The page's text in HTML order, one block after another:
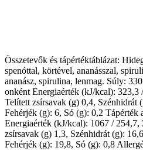
Összetevők és tápértéktáblázat:
spenóttal, körtével, ananásszal,
ananász, spirulina, lenmag. Súly:
onként Energiaérték (kJ/kcal):
Telített zsírsavak (g) 0,4, Szénhidrát
Fehérjék (g): 6, Só (g): 0,2 Tápérték
Energiaérték (kJ/kcal): 1067 /
zsírsavak (g) 1,3, Szénhidrát (g):
Fehérjék (g): 19,8, Só (g): 0,8